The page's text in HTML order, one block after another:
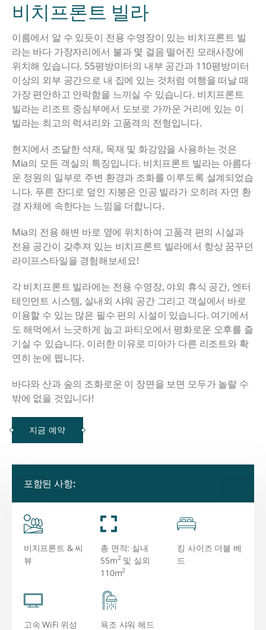
비치프론트 빌라
이름에서 알 수 있듯이 전용 수영장이 있는 비치프론트 빌
라는 바다 가장자리에서 불과 몇 걸음 떨어진 모래사장에
위치해 있습니다. 55평방미터의 내부 공간과 110평방미터
이상의 외부 공간으로 내 집에 있는 것처럼 여행을 떠날 때
가장 편안하고 안락함을 느끼실 수 있습니다. 비치프론트
빌라는 리조트 중심부에서 도보로 가까운 거리에 있는 이
빌라는 최고의 럭셔리와 고품격의 전형입니다.
현지에서 조달한 석재, 목재 및 화강암을 사용하는 것은
Mia의 모든 객실의 특징입니다. 비치프론트 빌라는 아름다
운 정원의 일부로 주변 환경과 조화를 이루도록 설계되었습
니다. 푸른 잔디로 덮인 지붕은 인공 빌라가 오히려 자연 환
경 자체에 속한다는 느낌을 더합니다.
Mia의 전용 해변 바로 옆에 위치하여 고품격 편의 시설과
전용 공간이 갖추져 있는 비치프론트 빌라에서 항상 꿈꾸던
라이프스타일을 경험해보세요!
각 비치프론트 빌라에는 전용 수영장, 야외 휴식 공간, 엔터
테인먼트 시스템, 실내외 샤워 공간 그리고 객실에서 바로
이용할 수 있는 많은 필수 편의 시설이 있습니다. 여기에서
도 해먹에서 느긋하게 눕고 파티오에서 평화로운 오후를 즐
기실 수 있습니다. 이러한 이유로 미아가 다른 리조트와 확
연히 눈에 띕니다.
바다와 산과 숲의 조화로운 이 장면을 보면 모두가 놀랄 수
밖에 없을 것입니다!
지금 예약
포함된 사항:
비치프론트 & 씨
뷰
총 면적: 실내
55m2및 실외
110m2
킹 사이즈 더블 베
드
고속 WiFi 위성
욕조 샤워 헤드